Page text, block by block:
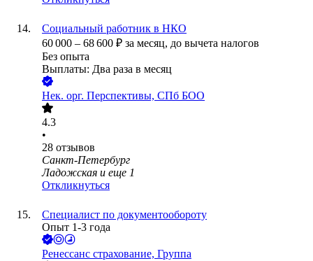
Социальный работник в НКО
60 000 – 68 600 ₽ за месяц, до вычета налогов
Без опыта
Выплаты: Два раза в месяц
Нек. орг. Перспективы, СПб БОО
4.3
•
28 отзывов
Санкт-Петербург
Ладожская и еще 1
Откликнуться
Специалист по документообороту
Опыт 1-3 года
Ренессанс cтрахование, Группа